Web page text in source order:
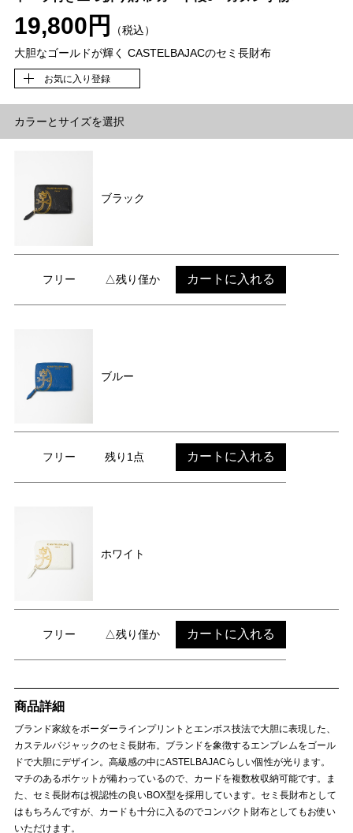
19,800円
（税込）
大胆なゴールドが輝く CASTELBAJACのセミ長財布
お気に入り登録
カラーとサイズを選択
ブラック
フリー △残り僅か カートに入れる
ブルー
フリー 残り1点 カートに入れる
ホワイト
フリー △残り僅か カートに入れる
商品詳細
ブランド家紋をボーダーラインプリントとエンボス技法で大胆に表現した、
カステルバジャックのセミ長財布。ブランドを象徴するエンブレムをゴール
ドで大胆にデザイン。高級感の中にASTELBAJACらしい個性が光ります。
マチのあるポケットが備わっているので、カードを複数枚収納可能です。ま
た、セミ長財布は視認性の良いBOX型を採用しています。セミ長財布として
はもちろんですが、カードも十分に入るのでコンパクト財布としてもお使い
いただけます。